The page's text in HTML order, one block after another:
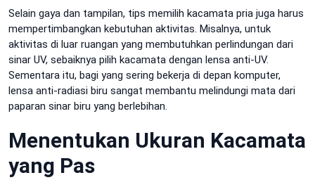
Selain gaya dan tampilan, tips memilih kacamata pria juga harus
mempertimbangkan kebutuhan aktivitas. Misalnya, untuk
aktivitas di luar ruangan yang membutuhkan perlindungan dari
sinar UV, sebaiknya pilih kacamata dengan lensa anti-UV.
Sementara itu, bagi yang sering bekerja di depan komputer,
lensa anti-radiasi biru sangat membantu melindungi mata dari
paparan sinar biru yang berlebihan.
Menentukan Ukuran Kacamata
yang Pas